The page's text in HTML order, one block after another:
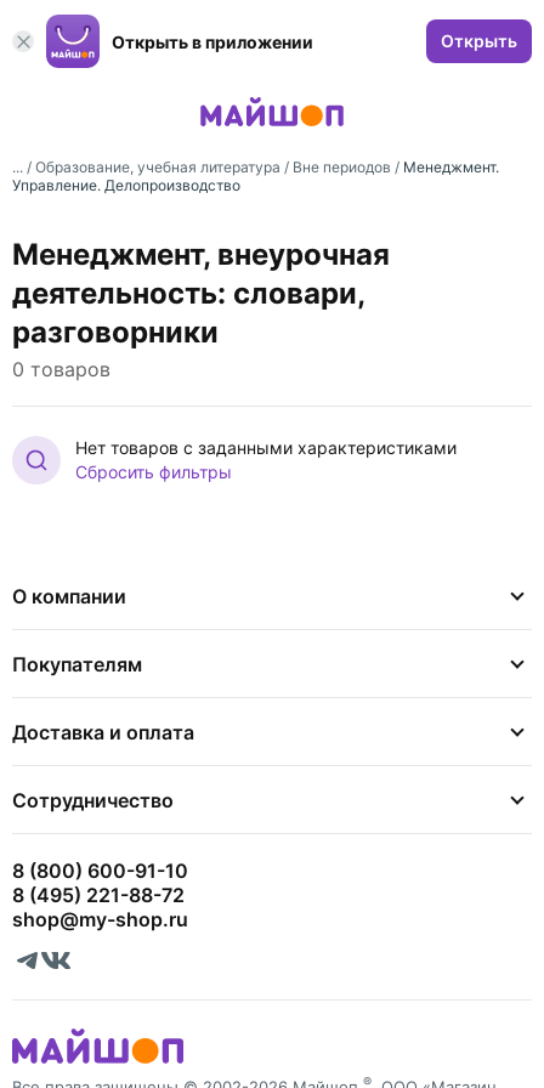
Открыть в приложении Открыть
... / Образование, учебная литература / Вне периодов / Менеджмент.
Управление. Делопроизводство
Менеджмент, внеурочная
деятельность: словари,
разговорники
0 товаров
Нет товаров с заданными характеристиками
Сбросить фильтры
О компании
Покупателям
Доставка и оплата
Сотрудничество
8 (800) 600-91-10
8 (495) 221-88-72
shop@my-shop.ru
®